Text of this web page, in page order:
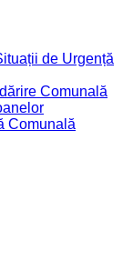
de Urgență
Comunală
Comunală